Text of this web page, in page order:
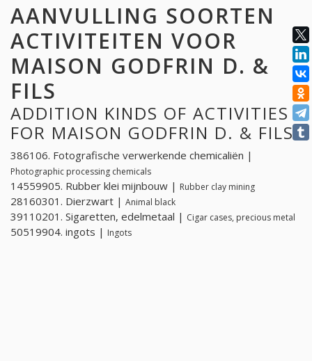
AANVULLING SOORTEN
ACTIVITEITEN VOOR
MAISON GODFRIN D. &
FILS
ADDITION KINDS OF ACTIVITIES
FOR MAISON GODFRIN D. & FILS
386106. Fotografische verwerkende chemicaliën |
Photographic processing chemicals
14559905. Rubber klei mijnbouw | Rubber clay mining
28160301. Dierzwart | Animal black
39110201. Sigaretten, edelmetaal | Cigar cases, precious metal
50519904. ingots | Ingots